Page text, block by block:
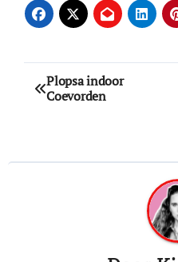
Bericht
navigatie
Plopsa indoor
Coevorden